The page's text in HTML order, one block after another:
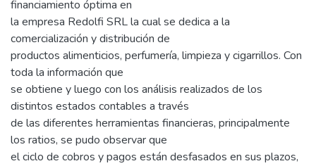
financiamiento óptima en
la empresa Redolfi SRL la cual se dedica a la
comercialización y distribución de
productos alimenticios, perfumería, limpieza y cigarrillos. Con
toda la información que
se obtiene y luego con los análisis realizados de los
distintos estados contables a través
de las diferentes herramientas financieras, principalmente
los ratios, se pudo observar que
el ciclo de cobros y pagos están desfasados en sus plazos,